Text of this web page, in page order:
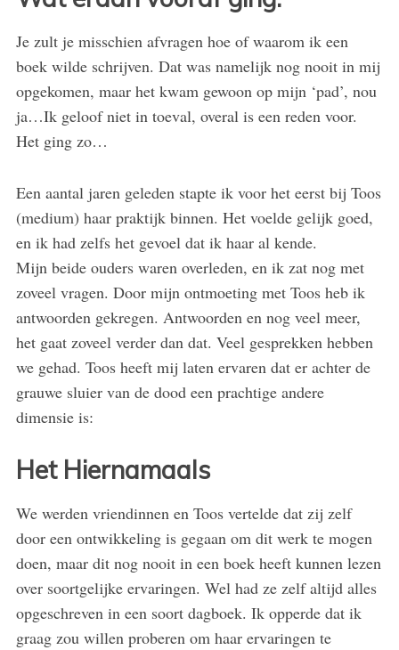
Je zult je misschien afvragen hoe of waarom ik een
boek wilde schrijven. Dat was namelijk nog nooit in mij
opgekomen, maar het kwam gewoon op mijn ‘pad’, nou
ja…Ik geloof niet in toeval, overal is een reden voor.
Het ging zo…
Een aantal jaren geleden stapte ik voor het eerst bij Toos
(medium) haar praktijk binnen. Het voelde gelijk goed,
en ik had zelfs het gevoel dat ik haar al kende.
Mijn beide ouders waren overleden, en ik zat nog met
zoveel vragen. Door mijn ontmoeting met Toos heb ik
antwoorden gekregen. Antwoorden en nog veel meer,
het gaat zoveel verder dan dat. Veel gesprekken hebben
we gehad. Toos heeft mij laten ervaren dat er achter de
grauwe sluier van de dood een prachtige andere
dimensie is:
Het Hiernamaals
We werden vriendinnen en Toos vertelde dat zij zelf
door een ontwikkeling is gegaan om dit werk te mogen
doen, maar dit nog nooit in een boek heeft kunnen lezen
over soortgelijke ervaringen. Wel had ze zelf altijd alles
opgeschreven in een soort dagboek. Ik opperde dat ik
graag zou willen proberen om haar ervaringen te